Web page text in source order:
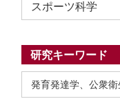
スポーツ科学
研究キーワード
発育発達学、公衆